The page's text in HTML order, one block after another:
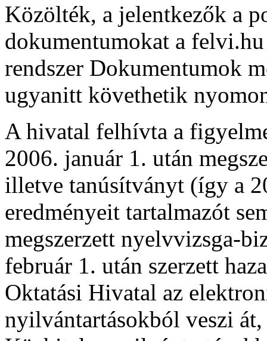
Közölték, a jelentkezők a
dokumentumokat a
rendszer Dokumentumok
ugyanitt követhetik
A hivatal felhívta a
2006. január 1. után
illetve tanúsítványt (így a
eredményeit tartalmazót
megszerzett nyelvvizsga-
február 1. után szerzett
Oktatási Hivatal az
nyilvántartásokból veszi